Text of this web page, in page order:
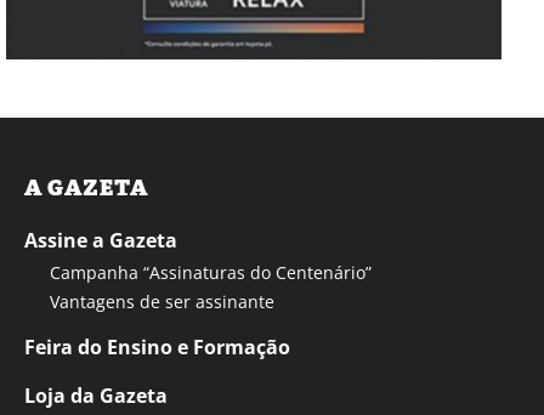
A GAZETA
Assine a Gazeta
Campanha “Assinaturas do Centenário”
Vantagens de ser assinante
Feira do Ensino e Formação
Loja da Gazeta